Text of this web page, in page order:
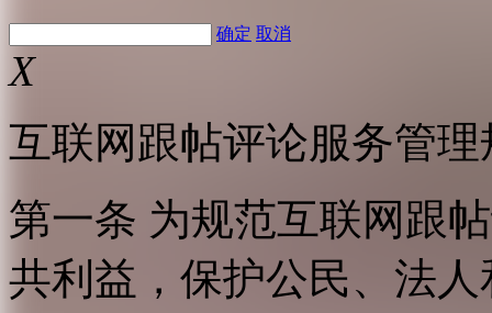
确定 取消
X
互联网跟帖评论服务管理
第一条 为规范互联网跟
共利益，保护公民、法